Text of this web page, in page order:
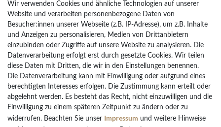
Lieferung
Rückgaberecht
Vertrag widerrufen
Bezahlarten
PayPal
Vorkasse Überweisung
Kreditkarten
Wir verwenden Cookies und ähnliche Technologien auf unserer
Website und verarbeiten personenbezogene Daten von
Besucher:innen unserer Webseite (z.B. IP-Adresse), um z.B. Inhalte
und Anzeigen zu personalisieren, Medien von Drittanbietern
einzubinden oder Zugriffe auf unsere Website zu analysieren. Die
Datenverarbeitung erfolgt erst durch gesetzte Cookies. Wir teilen
diese Daten mit Dritten, die wir in den Einstellungen benennen.
Die Datenverarbeitung kann mit Einwilligung oder aufgrund eines
berechtigten Interesses erfolgen. Die Zustimmung kann erteilt oder
abgelehnt werden. Es besteht das Recht, nicht einzuwilligen und die
Einwilligung zu einem späteren Zeitpunkt zu ändern oder zu
widerrufen. Beachten Sie unser Impressum und weitere Hinweise